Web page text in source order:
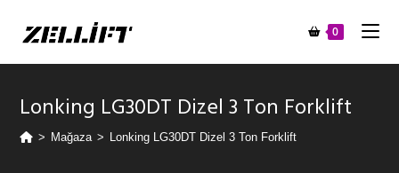
0
Lonking LG30DT Dizel 3 Ton Forklift
> Mağaza > Lonking LG30DT Dizel 3 Ton Forklift